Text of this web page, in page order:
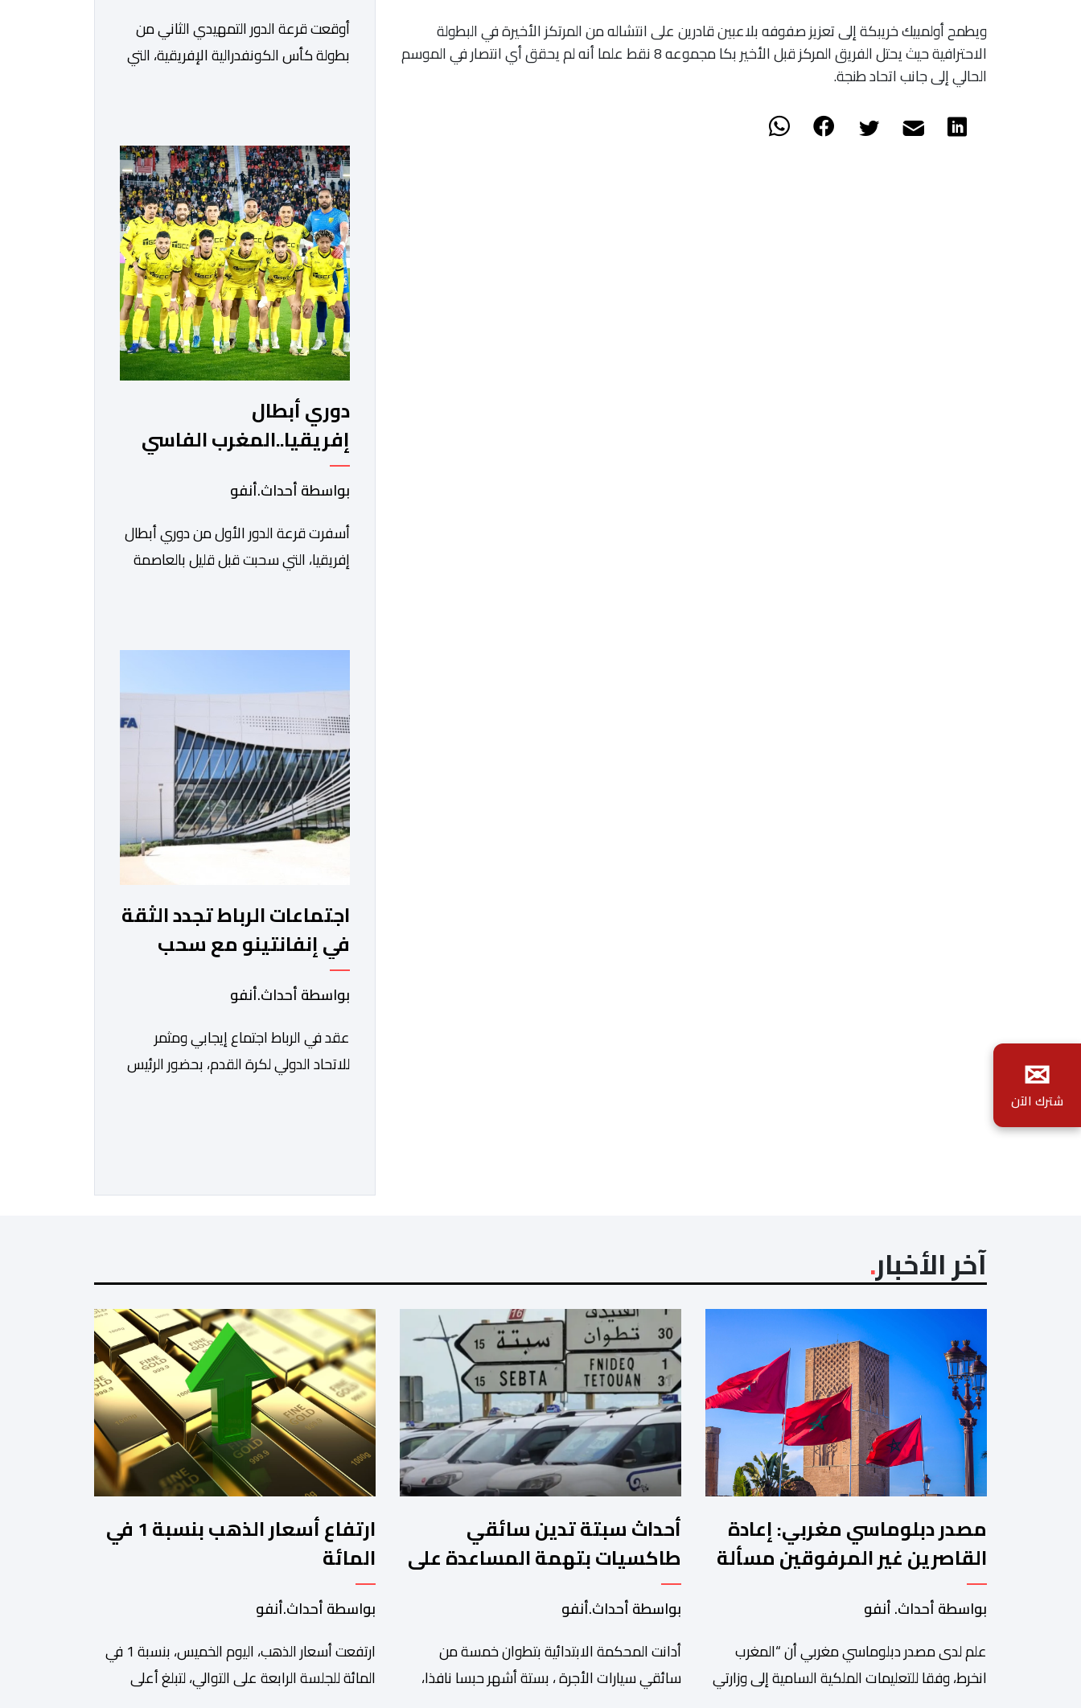
ويطمح أولمبيك خريبكة إلى تعزيز صفوفه بلاعبين قادرين على انتشاله من المرتكز الأخيرة في البطولة
الاحترافية حيث يحتل الفريق المركز قبل الأخير بكا مجموعه 8 نقط علما أنه لم يحقق أي انتصار في الموسم
الحالي إلى جانب اتحاد طنجة.
أوقعت قرعة الدور التمهيدي الثاني من
بطولة كأس الكونفدرالية الإفريقية، التي
مرتقبة أمام أندية غرب ووسط القارة. ​
وسيكون نادي الرجاء الرياضي على موعد
مع مواجهة المتأهل من المباراة التي
تجمع بين إيل كانيمي واريورز النيجيري
ونادي أوديب ممثل […]
دوري أبطال
إفريقيا..المغرب الفاسي
يواجه رحيمو البوركينابي
بواسطة أحداث.أنفو
أسفرت قرعة الدور الأول من دوري أبطال
إفريقيا، التي سحبت قبل قليل بالعاصمة
موعد في هذا الدور مع الفائز من المباراة
التي تجمع بين ستار سبورت السييراليوني
ونادي المدينة الغامبي، حيث يطمح
الفريق […]
اجتماعات الرباط تجدد الثقة
في إنفانتينو مع سحب
مشروع الفيفا
بواسطة أحداث.أنفو
عقد في الرباط اجتماع إيجابي ومثمر
للاتحاد الدولي لكرة القدم، بحضور الرئيس
الثقة المتبادلة بين القيادة التنفيذية
الوحيد المباشر والمنتخب من قِبل 211
اتحادا […]
آخر الأخبار
مصدر دبلوماسي مغربي: إعادة
القاصرين غير المرفوقين مسألة
مبدأ قائمة على التعليمات
الملكية السامية
بواسطة أحداث. أنفو
علم لدى مصدر دبلوماسي مغربي أن “المغرب
انخرط، وفقا للتعليمات الملكية السامية إلى وزارتي
أحداث سبتة تدين سائقي
طاكسيات بتهمة المساعدة على
الهجرة غير النظامية
بواسطة أحداث.أنفو
أدانت المحكمة الابتدائية بتطوان خمسة من
سائقي سيارات الأجرة ، بستة أشهر حبسا نافذا،
ارتفاع أسعار الذهب بنسبة 1 في
المائة
بواسطة أحداث.أنفو
ارتفعت أسعار الذهب، اليوم الخميس، بنسبة 1 في
المائة للجلسة الرابعة على التوالي، لتبلغ أعلى
✉
شترك الآن